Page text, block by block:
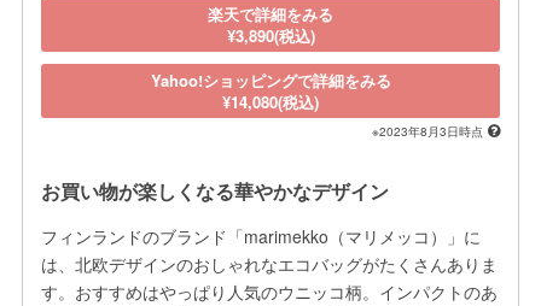
楽天で詳細をみる
¥3,890(税込)
Yahoo!ショッピングで詳細をみる
¥14,080(税込)
※2023年8月3日時点
お買い物が楽しくなる華やかなデザイン
フィンランドのブランド「marimekko（マリメッコ）」に
は、北欧デザインのおしゃれなエコバッグがたくさんありま
す。おすすめはやっぱり人気のウニッコ柄。インパクトのあ